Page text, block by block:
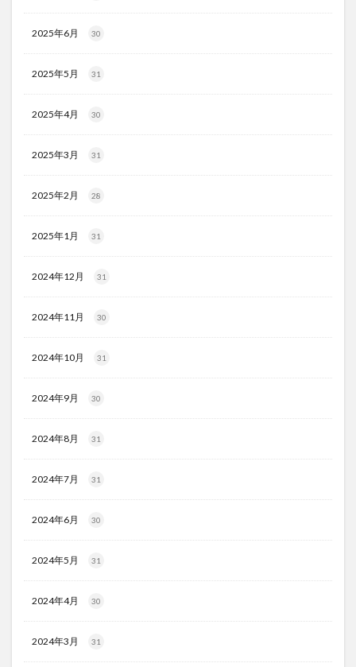
2025年6月 30
2025年5月 31
2025年4月 30
2025年3月 31
2025年2月 28
2025年1月 31
2024年12月 31
2024年11月 30
2024年10月 31
2024年9月 30
2024年8月 31
2024年7月 31
2024年6月 30
2024年5月 31
2024年4月 30
2024年3月 31